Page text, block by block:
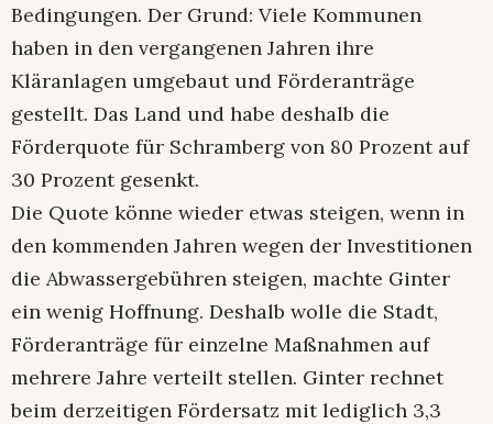
Bedingungen. Der Grund: Viele Kommunen
haben in den vergangenen Jahren ihre
Kläranlagen umgebaut und Förderanträge
gestellt. Das Land und habe deshalb die
Förderquote für Schramberg von 80 Prozent auf
30 Prozent gesenkt.
Die Quote könne wieder etwas steigen, wenn in
den kommenden Jahren wegen der Investitionen
die Abwassergebühren steigen, machte Ginter
ein wenig Hoffnung. Deshalb wolle die Stadt,
Förderanträge für einzelne Maßnahmen auf
mehrere Jahre verteilt stellen. Ginter rechnet
beim derzeitigen Fördersatz mit lediglich 3,3